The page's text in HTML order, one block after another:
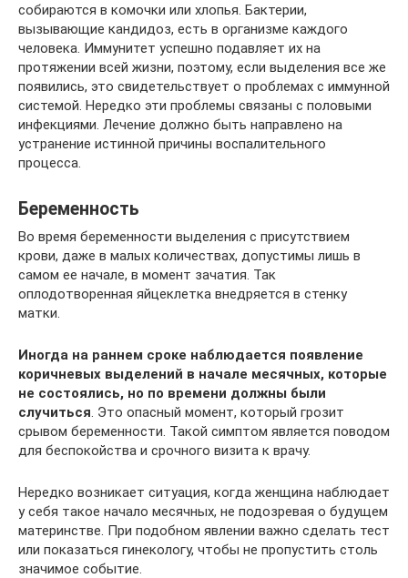
собираются в комочки или хлопья. Бактерии,
вызывающие кандидоз, есть в организме каждого
человека. Иммунитет успешно подавляет их на
протяжении всей жизни, поэтому, если выделения все же
появились, это свидетельствует о проблемах с иммунной
системой. Нередко эти проблемы связаны с половыми
инфекциями. Лечение должно быть направлено на
устранение истинной причины воспалительного
процесса.
Беременность
Во время беременности выделения с присутствием
крови, даже в малых количествах, допустимы лишь в
самом ее начале, в момент зачатия. Так
оплодотворенная яйцеклетка внедряется в стенку
матки.
Иногда на раннем сроке наблюдается появление
коричневых выделений в начале месячных, которые
не состоялись, но по времени должны были
случиться . Это опасный момент, который грозит
срывом беременности. Такой симптом является поводом
для беспокойства и срочного визита к врачу.
Нередко возникает ситуация, когда женщина наблюдает
у себя такое начало месячных, не подозревая о будущем
материнстве. При подобном явлении важно сделать тест
или показаться гинекологу, чтобы не пропустить столь
значимое событие.